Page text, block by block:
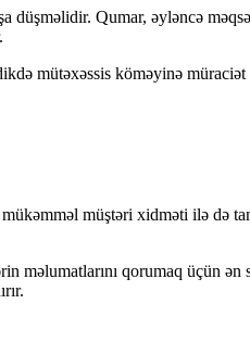
Qumar, əyləncə
mütəxəssis köməyinə
müştəri xidməti ilə də
qorumaq üçün ən